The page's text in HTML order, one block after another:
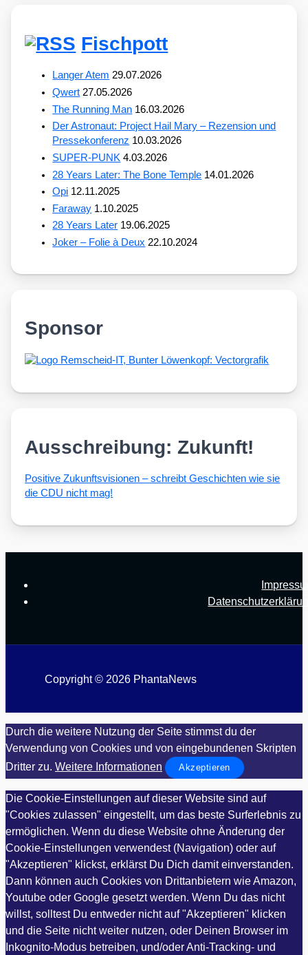
Fischpott
Langer Atem 29.07.2026
Qwert 27.05.2026
The Running Man 16.03.2026
Der Astronaut: Project Hail Mary – Rezension und
Pressekonferenz 10.03.2026
SUPER-PUNK 4.03.2026
28 Years Later: The Bone Temple 14.01.2026
Opi 12.11.2025
Faraway 1.10.2025
28 Years Later 19.06.2025
Joker – Folie à Deux 22.10.2024
Sponsor
Ausschreibung: Zukunft!
Posi­ti­ve Zukunfts­vi­sio­nen – schreibt Geschich­ten wie sie
die CDU nicht mag!
Copyright © 2026 PhantaNews
Durch die weitere Nutzung der Seite stimmst du der
Verwendung von Cookies und von eingebundenen Skripten
Dritter zu. Weitere Informationen Akzeptieren
Die Cookie-Einstellungen auf dieser Website sind auf
"Cookies zulassen" eingestellt, um das beste Surferlebnis zu
ermöglichen. Wenn du diese Website ohne Änderung der
Cookie-Einstellungen verwendest (Navigation) oder auf
"Akzeptieren" klickst, erklärst Du Dich damit einverstanden.
Dann können auch Cookies von Drittanbietern wie Amazon,
Youtube oder Google gesetzt werden. Wenn Du das nicht
willst, solltest Du entweder nicht auf "Akzeptieren" klicken
und die Seite nicht weiter nutzen, oder Deinen Browser im
Inkognito-Modus betreiben, und/oder Anti-Tracking- und